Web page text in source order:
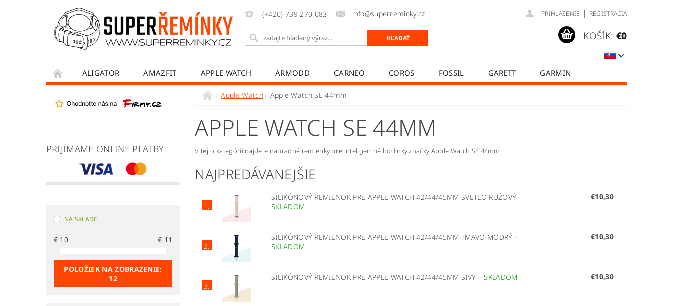
(+420) 739 270 083 info@superreminky.cz PRIHLÁSENIE | REGISTRÁCIA
KOŠÍK: €0
ALIGATOR AMAZFIT APPLE WATCH ARMODD CARNEO COROS FOSSIL GARETT
GARMIN
MYKRONOZ NEOGO
WITHINGS
WOWME
AKO NAKUPOVAŤ AKO REKLAMOVAŤ AKO ODSTÚPIŤ OD ZMLUVY
PRIJÍMAME ONLINE PLATBY
NA SKLADE
€ 10 € 11
POLOŽIEK NA ZOBRAZENIE:
12
Apple Watch Apple Watch SE 44mm
APPLE WATCH SE 44MM
V tejto kategórii nájdete náhradné remienky pre inteligentné hodinky značky Apple Watch SE 44mm
NAJPREDÁVANEJŠIE
1.
SILIKÓNOVÝ REMIENOK PRE APPLE WATCH 42/44/45MM SVETLO RUŽOVÝ–
SKLADOM
€10,30
2.
SILIKÓNOVÝ REMIENOK PRE APPLE WATCH 42/44/45MM TMAVO MODRÝ –
SKLADOM
€10,30
3.
SILIKÓNOVÝ REMIENOK PRE APPLE WATCH 42/44/45MM SIVÝ –SKLADOM €10,30